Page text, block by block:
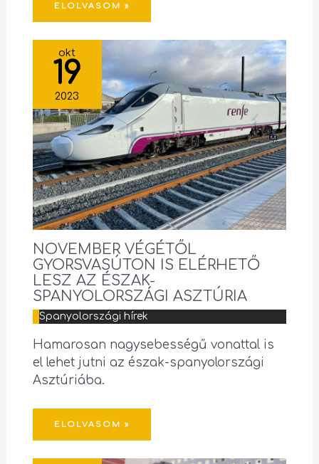
ELOLVASOM »
okt
19
2023
NOVEMBER VÉGÉTŐL
GYORSVASÚTON IS ELÉRHETŐ
LESZ AZ ÉSZAK-
SPANYOLORSZÁGI ASZTÚRIA
Spanyolországi hírek
Hamarosan nagysebességű vonattal is
el lehet jutni az észak-spanyolországi
Asztúriába.
ELOLVASOM »